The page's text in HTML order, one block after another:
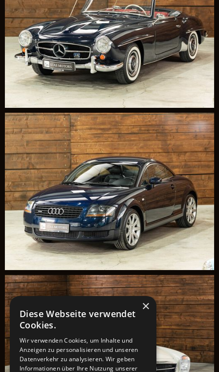
×
Diese Webseite verwendet
Cookies.
Wir verwenden Cookies, um Inhalte und
Anzeigen zu personalisieren und unseren
Datenverkehr zu analysieren. Wir geben
Informationen über Ihre Nutzung unserer